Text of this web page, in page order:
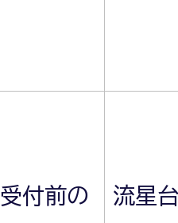
受付前の
流星